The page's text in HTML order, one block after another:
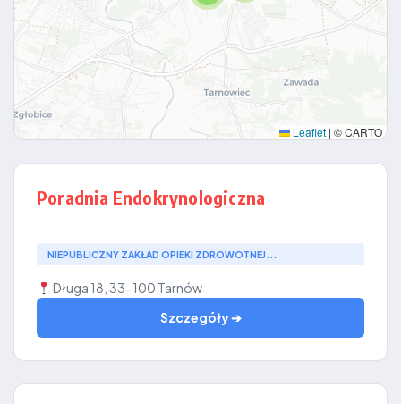
Leaflet | © CARTO
Poradnia Endokrynologiczna
NIEPUBLICZNY ZAKŁAD OPIEKI ZDROWOTNEJ...
Długa 18, 33-100 Tarnów
Szczegóły ➔